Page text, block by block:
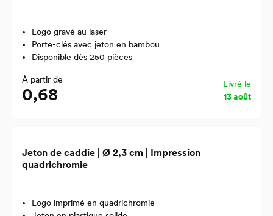
Logo gravé au laser
Porte-clés avec jeton en bambou
Disponible dès 250 pièces
À partir de
0,68
Livré le
13 août
Jeton de caddie | Ø 2,3 cm | Impression
quadrichromie
Logo imprimé en quadrichromie